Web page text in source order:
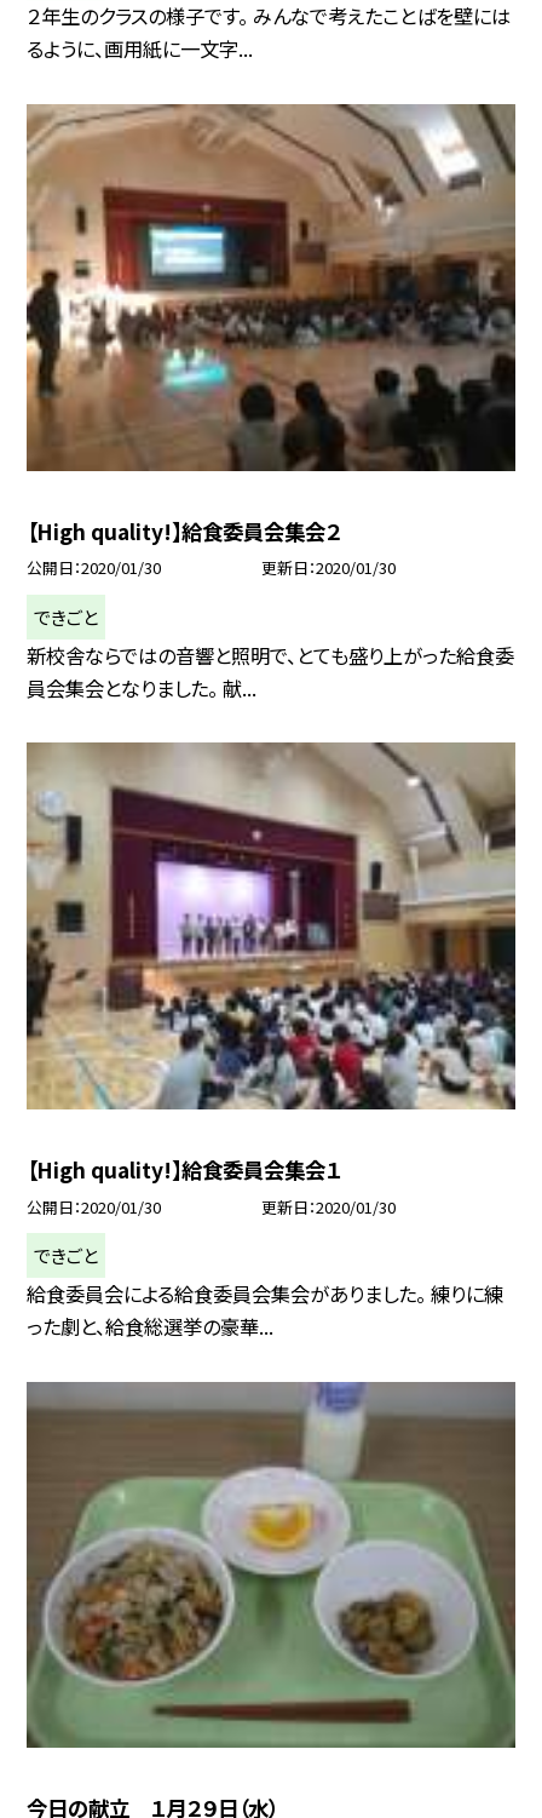
２年生のクラスの様子です。 みんなで考えたことばを壁には
るように、画用紙に一文字...
【High quality!】給食委員会集会２
公開日 2020/01/30 更新日 2020/01/30
できごと
新校舎ならではの音響と照明で、とても盛り上がった給食委
員会集会となりました。 献...
【High quality!】給食委員会集会１
公開日 2020/01/30 更新日 2020/01/30
できごと
給食委員会による給食委員会集会がありました。 練りに練
った劇と、給食総選挙の豪華...
今日の献立 １月２９日（水）